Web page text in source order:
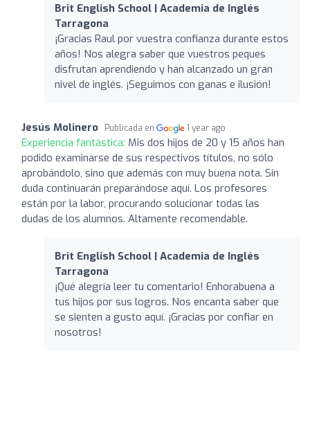
Brit English School | Academia de Inglés
Tarragona
¡Gracias Raul por vuestra confianza durante estos
años! Nos alegra saber que vuestros peques
disfrutan aprendiendo y han alcanzado un gran
nivel de inglés. ¡Seguimos con ganas e ilusión!
Jesús Molinero Publicada en 1 year ago
Experiencia fantástica: Mis dos hijos de 20 y 15 años han
podido examinarse de sus respectivos títulos, no sólo
aprobándolo, sino que además con muy buena nota. Sin
duda continuarán preparándose aquí. Los profesores
están por la labor, procurando solucionar todas las
dudas de los alumnos. Altamente recomendable.
Brit English School | Academia de Inglés
Tarragona
¡Qué alegría leer tu comentario! Enhorabuena a
tus hijos por sus logros. Nos encanta saber que
se sienten a gusto aquí. ¡Gracias por confiar en
nosotros!